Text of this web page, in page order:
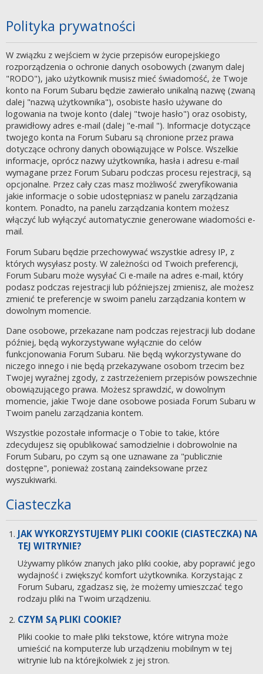
Polityka prywatności
W związku z wejściem w życie przepisów europejskiego
rozporządzenia o ochronie danych osobowych (zwanym dalej
"RODO"), jako użytkownik musisz mieć świadomość, że Twoje
konto na Forum Subaru będzie zawierało unikalną nazwę (zwaną
dalej "nazwą użytkownika"), osobiste hasło używane do
logowania na twoje konto (dalej "twoje hasło") oraz osobisty,
prawidłowy adres e-mail (dalej "e-mail "). Informacje dotyczące
twojego konta na Forum Subaru są chronione przez prawa
dotyczące ochrony danych obowiązujące w Polsce. Wszelkie
informacje, oprócz nazwy użytkownika, hasła i adresu e-mail
wymagane przez Forum Subaru podczas procesu rejestracji, są
opcjonalne. Przez cały czas masz możliwość zweryfikowania
jakie informacje o sobie udostępniasz w panelu zarządzania
kontem. Ponadto, na panelu zarządzania kontem możesz
włączyć lub wyłączyć automatycznie generowane wiadomości e-
mail.
Forum Subaru będzie przechowywać wszystkie adresy IP, z
których wysyłasz posty. W zależności od Twoich preferencji,
Forum Subaru może wysyłać Ci e-maile na adres e-mail, który
podasz podczas rejestracji lub późniejszej zmienisz, ale możesz
zmienić te preferencje w swoim panelu zarządzania kontem w
dowolnym momencie.
Dane osobowe, przekazane nam podczas rejestracji lub dodane
później, będą wykorzystywane wyłącznie do celów
funkcjonowania Forum Subaru. Nie będą wykorzystywane do
niczego innego i nie będą przekazywane osobom trzecim bez
Twojej wyraźnej zgody, z zastrzeżeniem przepisów powszechnie
obowiązującego prawa. Możesz sprawdzić, w dowolnym
momencie, jakie Twoje dane osobowe posiada Forum Subaru w
Twoim panelu zarządzania kontem.
Wszystkie pozostałe informacje o Tobie to takie, które
zdecydujesz się opublikować samodzielnie i dobrowolnie na
Forum Subaru, po czym są one uznawane za "publicznie
dostępne", ponieważ zostaną zaindeksowane przez
wyszukiwarki.
Ciasteczka
JAK WYKORZYSTUJEMY PLIKI COOKIE (CIASTECZKA) NA
TEJ WITRYNIE?
Używamy plików znanych jako pliki cookie, aby poprawić jego
wydajność i zwiększyć komfort użytkownika. Korzystając z
Forum Subaru, zgadzasz się, że możemy umieszczać tego
rodzaju pliki na Twoim urządzeniu.
CZYM SĄ PLIKI COOKIE?
Pliki cookie to małe pliki tekstowe, które witryna może
umieścić na komputerze lub urządzeniu mobilnym w tej
witrynie lub na którejkolwiek z jej stron.